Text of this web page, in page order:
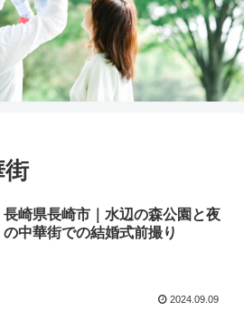
街
長崎県長崎市｜水辺の森公園と夜
の中華街での結婚式前撮り
2024.09.09